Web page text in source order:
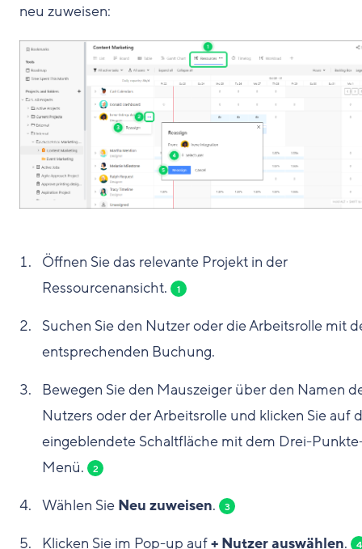
neu zuweisen:
Öffnen Sie das relevante Projekt in der
Ressourcenansicht.
1
Suchen Sie den Nutzer oder die Arbeitsrolle mit
entsprechenden Buchung.
Bewegen Sie den Mauszeiger über den Namen
Nutzers oder der Arbeitsrolle und klicken Sie auf
eingeblendete Schaltfläche mit dem Drei-
Menü.
2
Wählen Sie Neu zuweisen. 3
Klicken Sie im Pop-up auf+ Nutzer auswählen. 4